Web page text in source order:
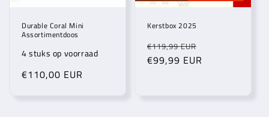
Durable Coral Mini
Assortimentdoos
4 stuks op voorraad
Normale
€110,00 EUR
Kerstbox 2025
Normale
prijs
€119,99 EUR
€99,99 EUR